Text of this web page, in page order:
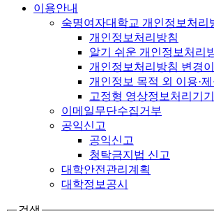
이용안내
숙명여자대학교 개인정보처리
개인정보처리방침
알기 쉬운 개인정보처리
개인정보처리방침 변경
개인정보 목적 외 이용·
고정형 영상정보처리기
이메일무단수집거부
공익신고
공익신고
청탁금지법 신고
대학안전관리계획
대학정보공시